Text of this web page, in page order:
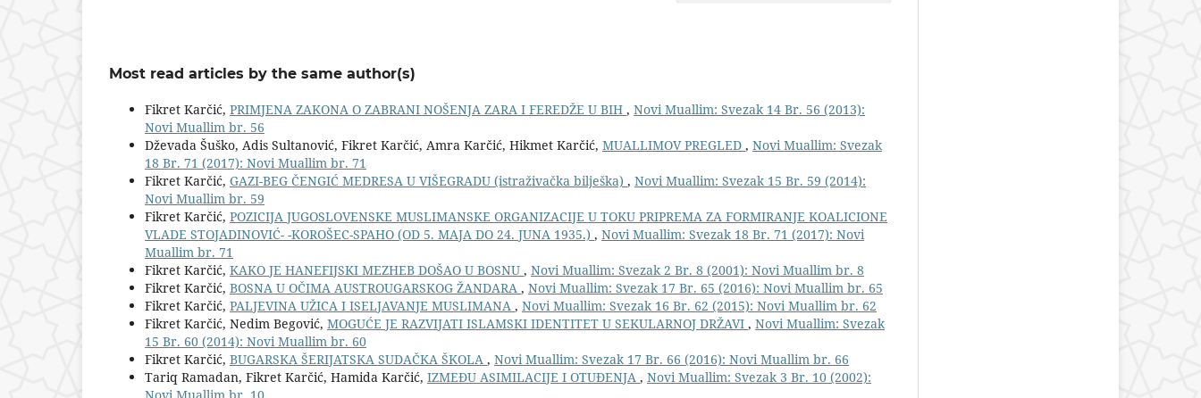
Most read articles by the same author(s)
Fikret Karčić, PRIMJENA ZAKONA O ZABRANI NOŠENJA ZARA I FEREDŽE U BIH , Novi Muallim: Svezak 14 Br. 56 (2013):
Novi Muallim br. 56
Dževada Šuško, Adis Sultanović, Fikret Karčić, Amra Karčić, Hikmet Karčić, MUALLIMOV PREGLED , Novi Muallim: Svezak
18 Br. 71 (2017): Novi Muallim br. 71
Fikret Karčić, GAZI-BEG ČENGIĆ MEDRESA U VIŠEGRADU (istraživačka bilješka) , Novi Muallim: Svezak 15 Br. 59 (2014):
Novi Muallim br. 59
Fikret Karčić, POZICIJA JUGOSLOVENSKE MUSLIMANSKE ORGANIZACIJE U TOKU PRIPREMA ZA FORMIRANJE KOALICIONE
VLADE STOJADINOVIĆ- -KOROŠEC-SPAHO (OD 5. MAJA DO 24. JUNA 1935.) , Novi Muallim: Svezak 18 Br. 71 (2017): Novi
Muallim br. 71
Fikret Karčić, KAKO JE HANEFIJSKI MEZHEB DOŠAO U BOSNU , Novi Muallim: Svezak 2 Br. 8 (2001): Novi Muallim br. 8
Fikret Karčić, BOSNA U OČIMA AUSTROUGARSKOG ŽANDARA , Novi Muallim: Svezak 17 Br. 65 (2016): Novi Muallim br. 65
Fikret Karčić, PALJEVINA UŽICA I ISELJAVANJE MUSLIMANA , Novi Muallim: Svezak 16 Br. 62 (2015): Novi Muallim br. 62
Fikret Karčić, Nedim Begović, MOGUĆE JE RAZVIJATI ISLAMSKI IDENTITET U SEKULARNOJ DRŽAVI , Novi Muallim: Svezak
15 Br. 60 (2014): Novi Muallim br. 60
Fikret Karčić, BUGARSKA ŠERIJATSKA SUDAČKA ŠKOLA , Novi Muallim: Svezak 17 Br. 66 (2016): Novi Muallim br. 66
Tariq Ramadan, Fikret Karčić, Hamida Karčić, IZMEĐU ASIMILACIJE I OTUĐENJA , Novi Muallim: Svezak 3 Br. 10 (2002):